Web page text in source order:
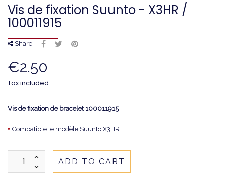
Vis de fixation Suunto - X3HR /
100011915
Share:
€2.50
Tax included
Vis de fixation de bracelet 100011915
• Compatible le modèle Suunto X3HR
ADD TO CART